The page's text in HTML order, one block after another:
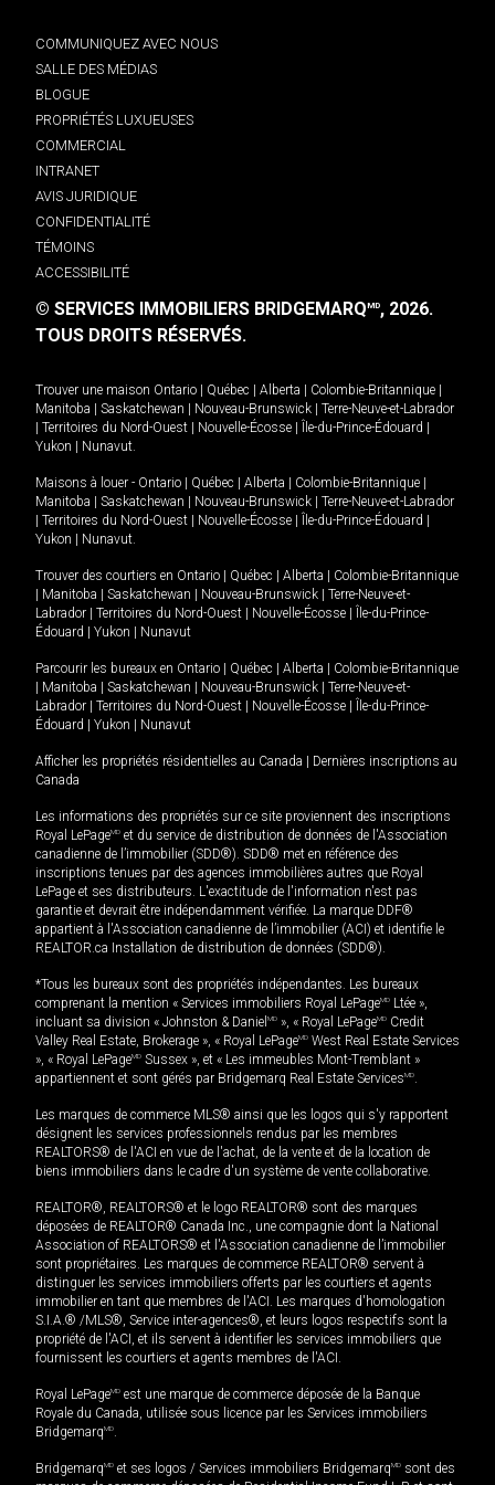
COMMUNIQUEZ AVEC NOUS
SALLE DES MÉDIAS
BLOGUE
PROPRIÉTÉS LUXUEUSES
COMMERCIAL
INTRANET
AVIS JURIDIQUE
CONFIDENTIALITÉ
TÉMOINS
ACCESSIBILITÉ
© SERVICES IMMOBILIERS BRIDGEMARQMD, 2026.
TOUS DROITS RÉSERVÉS.
Trouver une maison Ontario Québec Alberta Colombie-Britannique
Manitoba
Saskatchewan Nouveau-Brunswick
Terre-Neuve-et-Labrador
Territoires du Nord-Ouest Nouvelle-Écosse Île-du-Prince-Édouard
Yukon
Nunavut.
Maisons à louer - Ontario Québec Alberta Colombie-Britannique
Manitoba
Saskatchewan Nouveau-Brunswick
Terre-Neuve-et-Labrador
Territoires du Nord-Ouest Nouvelle-Écosse Île-du-Prince-Édouard
Yukon
Nunavut.
Trouver des courtiers en Ontario Québec Alberta
Colombie-Britannique
Manitoba Saskatchewan Nouveau-Brunswick
Terre-Neuve-et-
Labrador
Territoires du Nord-Ouest Nouvelle-Écosse
Île-du-Prince-
Édouard
Yukon Nunavut
Parcourir les bureaux en Ontario Québec Alberta
Colombie-Britannique
Manitoba Saskatchewan Nouveau-Brunswick
Terre-Neuve-et-
Labrador
Territoires du Nord-Ouest Nouvelle-Écosse
Île-du-Prince-
Édouard
Yukon Nunavut
Afficher les propriétés résidentielles au Canada
Dernières inscriptions au
Canada
Les informations des propriétés sur ce site proviennent des inscriptions
Royal LePageMD et du service de distribution de données de l'Association
canadienne de l’immobilier (SDD®). SDD® met en référence des
inscriptions tenues par des agences immobilières autres que Royal
LePage et ses distributeurs. L'exactitude de l'information n'est pas
garantie et devrait être indépendamment vérifiée. La marque DDF®
appartient à l'Association canadienne de l’immobilier (ACI) et identifie le
REALTOR.ca Installation de distribution de données (SDD®).
*Tous les bureaux sont des propriétés indépendantes. Les bureaux
comprenant la mention « Services immobiliers Royal LePageMD Ltée »,
incluant sa division « Johnston & Daniel MD », « Royal LePageMD Credit
Valley Real Estate, Brokerage », « Royal LePageMD West Real Estate Services
», « Royal LePageMD Sussex », et « Les immeubles Mont-Tremblant »
appartiennent et sont gérés par Bridgemarq Real Estate ServicesMD.
Les marques de commerce MLS® ainsi que les logos qui s'y rapportent
désignent les services professionnels rendus par les membres
REALTORS® de l'ACI en vue de l'achat, de la vente et de la location de
biens immobiliers dans le cadre d'un système de vente collaborative.
REALTOR®, REALTORS® et le logo REALTOR® sont des marques
déposées de REALTOR® Canada Inc., une compagnie dont la National
Association of REALTORS® et l'Association canadienne de l’immobilier
sont propriétaires. Les marques de commerce REALTOR® servent à
distinguer les services immobiliers offerts par les courtiers et agents
immobilier en tant que membres de l'ACI. Les marques d'homologation
S.I.A.® /MLS®, Service inter-agences®, et leurs logos respectifs sont la
propriété de l'ACI, et ils servent à identifier les services immobiliers que
fournissent les courtiers et agents membres de l'ACI.
Royal LePageMD est une marque de commerce déposée de la Banque
Royale du Canada, utilisée sous licence par les Services immobiliers
BridgemarqMD.
BridgemarqMD et ses logos / Services immobiliers BridgemarqMD sont des